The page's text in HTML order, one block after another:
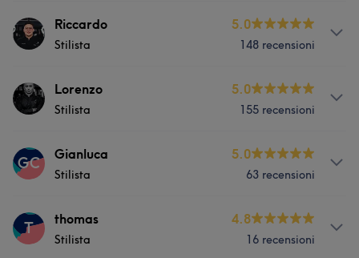
Servizi
Cosa dicono i nostri clienti di Niccolò
Riccardo
Stilista
5.0
148 recensioni
Servizi Lorenzo
Stilista
5.0
155 recensioni
Servizi
Cosa dicono i nostri clienti di Lorenzo
GC Gianluca
Stilista
5.0
63 recensioni
Servizi
T thomas
Stilista
4.8
16 recensioni